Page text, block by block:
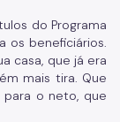
do Programa
os beneficiários.
casa, que já era
mais tira. Que
o neto, que